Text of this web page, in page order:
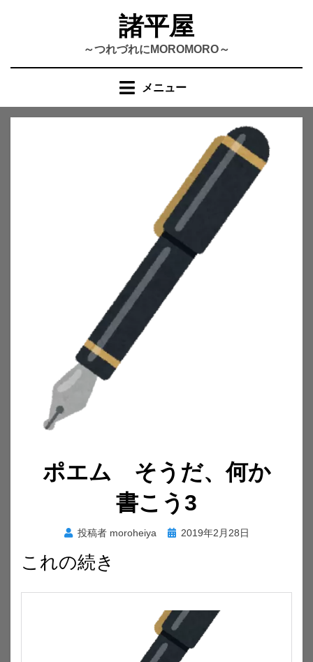
諸平屋
～つれづれにMOROMORO～
メニュー
ポエム そうだ、何か
書こう3
投稿者 moroheiya
投 2019年2月28日
これの続き